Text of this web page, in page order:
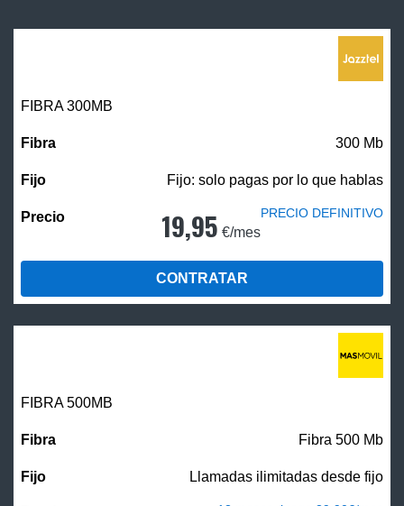
FIBRA 300MB
300 Mb
Fijo: solo pagas por lo que hablas
19,95 €/mes
PRECIO DEFINITIVO
CONTRATAR
FIBRA500MB
Fibra 500 Mb
Llamadas ilimitadas desde fijo